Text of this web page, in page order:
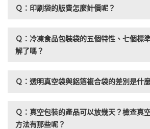
Ｑ：印刷袋的版費怎麼計價呢？
Ｑ：冷凍食品包裝袋的五個特性、七個標
解了嗎？
Ｑ：透明真空袋與鋁箔複合袋的差別是什
Ｑ：真空包裝的產品可以放幾天？檢查真
方法有那些呢？